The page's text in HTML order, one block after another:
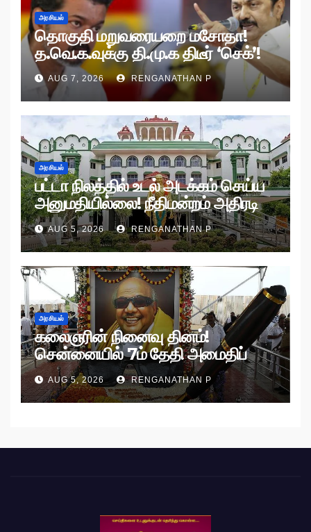
அரசியல்
தொகுதி மறுவரையறை மசோதா!
த.வெ.க.வுக்கு தி.மு.க திடீர் ‘செக்’!
AUG 7, 2026 RENGANATHAN P
அரசியல்
பட்டா நிலத்தில் உடல் அடக்கம் செய்ய
அனுமதியில்லை! நீதிமன்றம் அதிரடி
உத்தரவு!
AUG 5, 2026 RENGANATHAN P
அரசியல்
கலைஞரின் நினைவு தினம்!
சென்னையில் 7ம் தேதி அமைதிப்
பேரணி!
AUG 5, 2026 RENGANATHAN P